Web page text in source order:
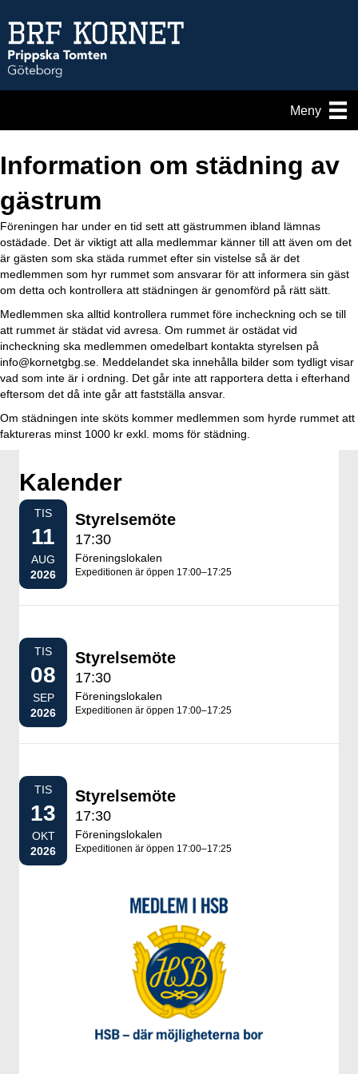
Meny
Information om städning av
gästrum
Föreningen har under en tid sett att gästrummen ibland lämnas
ostädade. Det är viktigt att alla medlemmar känner till att även om det
är gästen som ska städa rummet efter sin vistelse så är det
medlemmen som hyr rummet som ansvarar för att informera sin gäst
om detta och kontrollera att städningen är genomförd på rätt sätt.
Medlemmen ska alltid kontrollera rummet före incheckning och se till
att rummet är städat vid avresa. Om rummet är ostädat vid
incheckning ska medlemmen omedelbart kontakta styrelsen på
info@kornetgbg.se. Meddelandet ska innehålla bilder som tydligt visar
vad som inte är i ordning. Det går inte att rapportera detta i efterhand
eftersom det då inte går att fastställa ansvar.
Om städningen inte sköts kommer medlemmen som hyrde rummet att
faktureras minst 1000 kr exkl. moms för städning.
Kalender
TIS
11
AUG
2026
Styrelsemöte
17:30
Föreningslokalen
Expeditionen är öppen 17:00–17:25
TIS
08
SEP
2026
Styrelsemöte
17:30
Föreningslokalen
Expeditionen är öppen 17:00–17:25
TIS
13
OKT
2026
Styrelsemöte
17:30
Föreningslokalen
Expeditionen är öppen 17:00–17:25